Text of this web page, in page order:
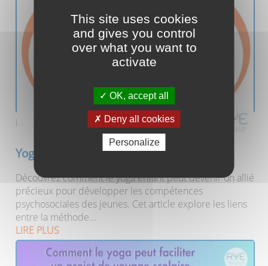
Publié le 15/11/2025
Yoga enfant et CPS
Découvrez comment le yoga enfant peut devenir un allié
précieux pour développer les compétences
psychosociales des jeunes. Cet article explore les liens
entre la méthode...
LIRE PLUS
This site uses cookies
and gives you control
over what you want to
activate
OK, accept all
Deny all cookies
Personalize